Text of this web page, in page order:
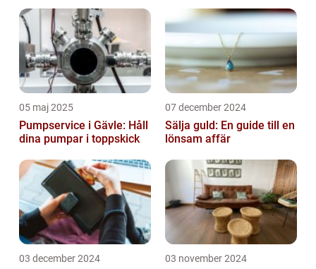
05 maj 2025
Pumpservice i Gävle: Håll
dina pumpar i toppskick
07 december 2024
Sälja guld: En guide till en
lönsam affär
03 december 2024 03 november 2024